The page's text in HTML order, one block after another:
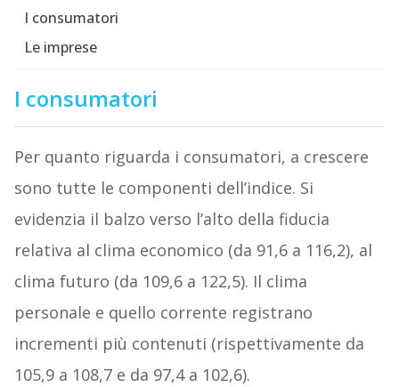
I consumatori
Le imprese
I consumatori
Per quanto riguarda i consumatori, a crescere
sono tutte le componenti dell’indice. Si
evidenzia il balzo verso l’alto della fiducia
relativa al clima economico (da 91,6 a 116,2), al
clima futuro (da 109,6 a 122,5). Il clima
personale e quello corrente registrano
incrementi più contenuti (rispettivamente da
105,9 a 108,7 e da 97,4 a 102,6).